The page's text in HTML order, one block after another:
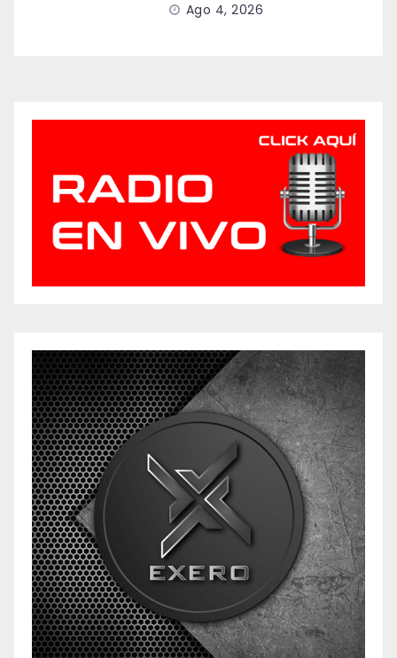
Ago 4, 2026